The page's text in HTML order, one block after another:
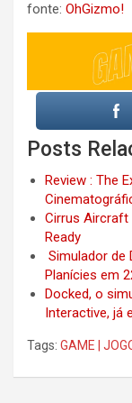
fonte: OhGizmo!
Posts
Review : The
Cirrus Aircraft
Ready
Simulador de
Planícies em
Docked, o
Interactive, já
Tags: GAME |